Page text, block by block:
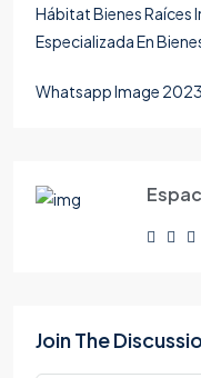
Whatsapp Image
Join The